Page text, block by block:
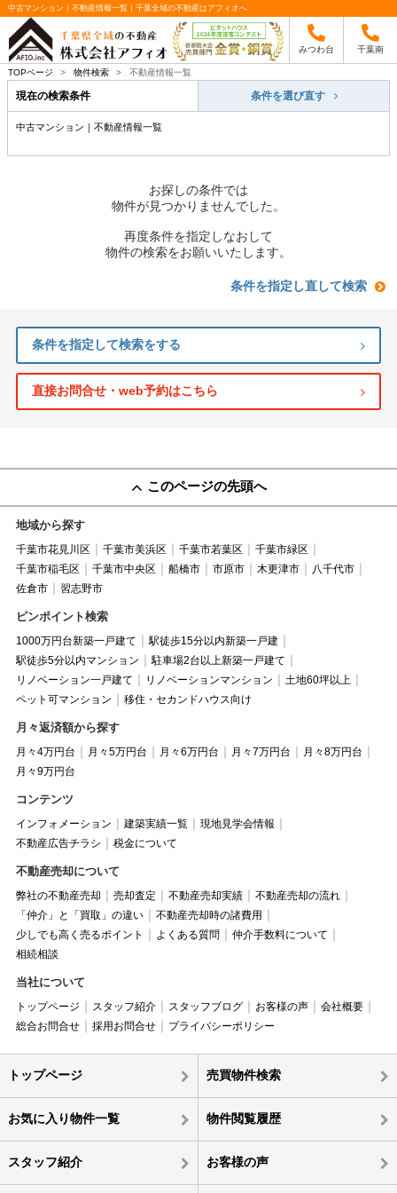
中古マンション｜不動産情報一覧｜千葉全域の不動産はアフィオへ
みつわ台 千葉南
TOPページ > 物件検索 > 不動産情報一覧
現在の検索条件 条件を選び直す
中古マンション｜不動産情報一覧
お探しの条件では
物件が見つかりませんでした。
再度条件を指定しなおして
物件の検索をお願いいたします。
条件を指定し直して検索
条件を指定して検索をする
直接お問合せ・web予約はこちら
このページの先頭へ
地域から探す
千葉市花見川区 千葉市美浜区 千葉市若葉区
千葉市緑区
千葉市稲毛区
千葉市中央区 船橋市 市原市 木更津市
八千代市
佐倉市
習志野市
ピンポイント検索
1000万円台新築一戸建て
駅徒歩15分以内新築一戸建
駅徒歩5分以内マンション
駐車場2台以上新築一戸建て
リノベーション一戸建て
リノベーションマンション
土地60坪以上
ペット可マンション
移住・セカンドハウス向け
月々返済額から探す
月々4万円台 月々5万円台 月々6万円台 月々7万円台
月々8万円台
月々9万円台
コンテンツ
インフォメーション 建築実績一覧
現地見学会情報
不動産広告チラシ
税金について
不動産売却について
弊社の不動産売却 売却査定 不動産売却実績
不動産売却の流れ
「仲介」と「買取」の違い
不動産売却時の諸費用
少しでも高く売るポイント
よくある質問
仲介手数料について
相続相談
当社について
トップページ スタッフ紹介 スタッフブログ お客様の声
会社概要
総合お問合せ
採用お問合せ プライバシーポリシー
トップページ 売買物件検索
お気に入り物件一覧 物件閲覧履歴
スタッフ紹介 お客様の声